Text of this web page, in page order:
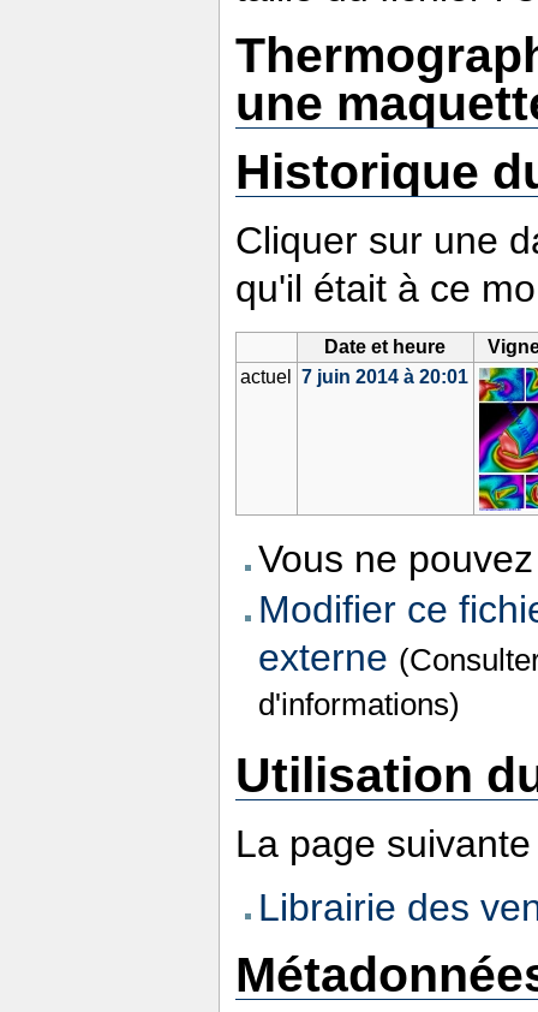
une
Historique
Cliquer sur une
qu'il était à ce
Date et heure
actuel
7 juin 2014 à 20:01
Vous ne
Modifier ce
externe
d'informations)
Utilisation
La page
Librairie des